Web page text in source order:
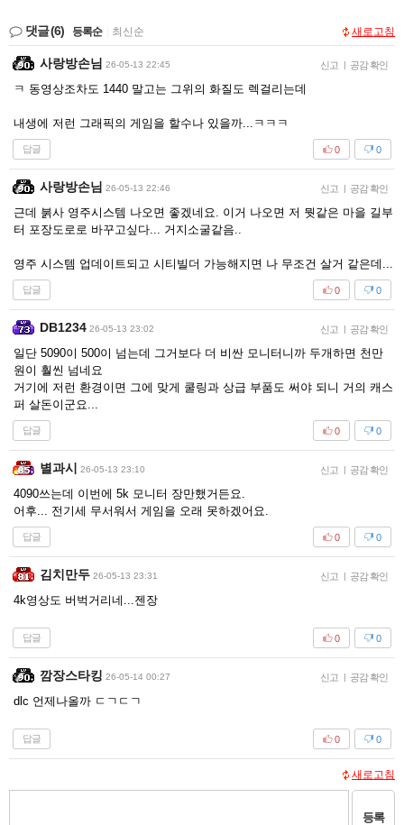
댓글(6) 등록순 최신순 새로고침
사랑방손님 26-05-13 22:45 신고 | 공감 확인
ㅋ 동영상조차도 1440 말고는 그위의 화질도 렉걸리는데
내생에 저런 그래픽의 게임을 할수나 있을까...ㅋㅋㅋ
답글 0
0
사랑방손님 26-05-13 22:46 신고 | 공감 확인
근데 붉사 영주시스템 나오면 좋겠네요. 이거 나오면 저 뭣같은 마을 길부
터 포장도로로 바꾸고싶다... 거지소굴같음..
영주 시스템 업데이트되고 시티빌더 가능해지면 나 무조건 살거 같은데...
답글 0
0
DB1234 26-05-13 23:02 신고 | 공감 확인
일단 5090이 500이 넘는데 그거보다 더 비싼 모니터니까 두개하면 천만
원이 훨씬 넘네요
거기에 저런 환경이면 그에 맞게 쿨링과 상급 부품도 써야 되니 거의 캐스
퍼 살돈이군요...
답글 0
0
별과시 26-05-13 23:10 신고 | 공감 확인
4090쓰는데 이번에 5k 모니터 장만했거든요.
어후... 전기세 무서워서 게임을 오래 못하겠어요.
답글 0
0
김치만두 26-05-13 23:31 신고 | 공감 확인
4k영상도 버벅거리네...젠장
답글 0
0
깜장스타킹 26-05-14 00:27 신고 | 공감 확인
dlc 언제나올까 ㄷㄱㄷㄱ
답글 0
0
새로고침
등록